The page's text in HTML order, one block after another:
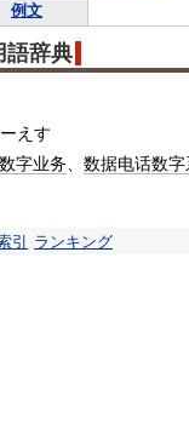
例文
語辞典
えす
字业务 数据电话数字
引 ランキング